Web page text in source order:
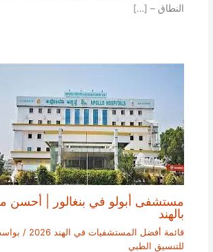
النطاق – […]
مستشفى أبولو في بنغالور |
بالهند
قائمة أفضل المستشفيات في الهند 2026 /
للتنسيق الطبي